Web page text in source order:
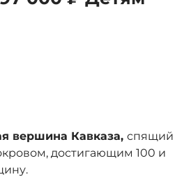
вершина Кавказа, спящий
достигающим 100 и